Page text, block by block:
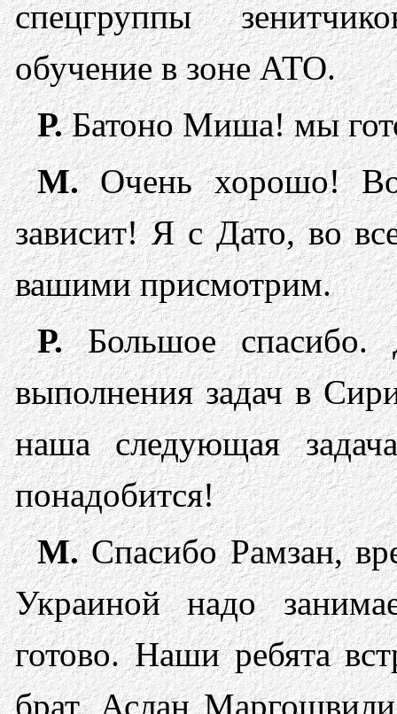
спецгруппы
обучение в зоне АТО.
Р.Батоно Миша! мы
М.Очень хорошо!
зависит! Я с Дато, во
вашими присмотрим.
Р.Большое спасибо.
выполнения задач в
наша следующая
понадобится!
М.Спасибо Рамзан,
Украиной надо
готово. Наши ребята
брат, Аслан